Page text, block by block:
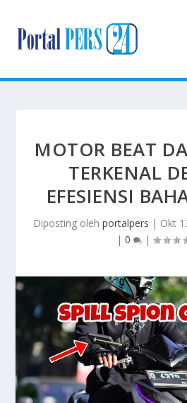
MOTOR BEAT
TERKENAL
EFESIENSI
Diposting oleh portalpers | Okt
| 0 |